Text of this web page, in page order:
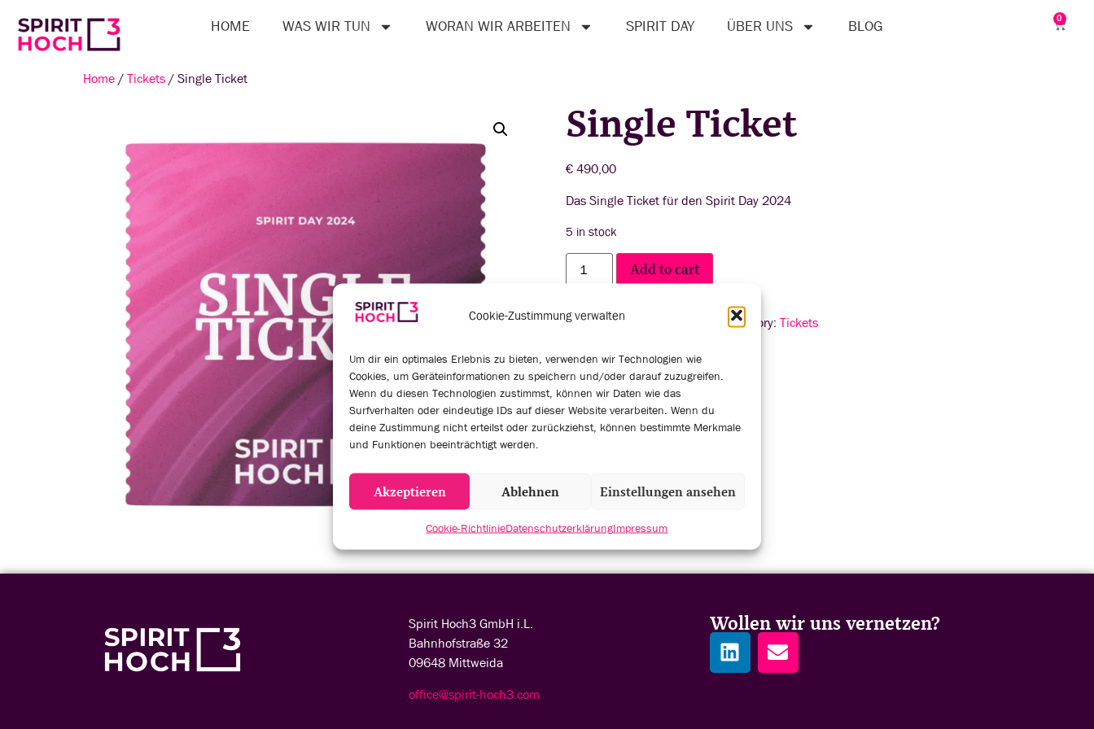
Cookie-Zustimmung verwalten
Um dir ein optimales Erlebnis zu bieten, verwenden wir Technologien wie
Cookies, um Geräteinformationen zu speichern und/oder darauf zuzugreifen.
Wenn du diesen Technologien zustimmst, können wir Daten wie das
Surfverhalten oder eindeutige IDs auf dieser Website verarbeiten. Wenn du
deine Zustimmung nicht erteilst oder zurückziehst, können bestimmte Merkmale
und Funktionen beeinträchtigt werden.
Akzeptieren Ablehnen Einstellungen ansehen
Cookie-RichtlinieDatenschutzerklärungImpressum
HOME WAS WIR TUN WORAN WIR ARBEITEN SPIRIT DAY ÜBER UNS BLOG 0
Home/Tickets/ Single Ticket
Single Ticket
€490,00
Das Single Ticket für den Spirit Day 2024
5 in stock
Add to cart
SKU:9979-1-SINGLE-TICKET Category: Tickets
Spirit Hoch3 GmbH i.L.
Bahnhofstraße 32
09648 Mittweida
office@spirit-hoch3.com
Wollen wir uns vernetzen?